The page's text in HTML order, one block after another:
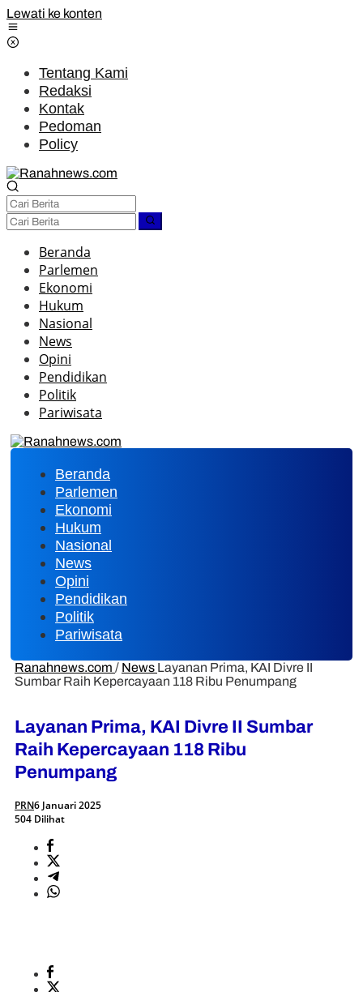
Lewati ke konten
Tentang Kami
Redaksi
Kontak
Pedoman
Policy
Beranda
Parlemen
Ekonomi
Hukum
Nasional
News
Opini
Pendidikan
Politik
Pariwisata
Beranda
Parlemen
Ekonomi
Hukum
Nasional
News
Opini
Pendidikan
Politik
Pariwisata
Ranahnews.com / News Layanan Prima, KAI Divre II
Sumbar Raih Kepercayaan 118 Ribu Penumpang
Layanan Prima, KAI Divre II Sumbar
Raih Kepercayaan 118 Ribu
Penumpang
PRN6 Januari 2025
504 Dilihat